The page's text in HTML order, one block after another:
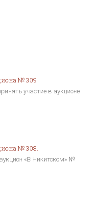
№ 309
участие в аукционе
№ 308.
«В Никитском» №